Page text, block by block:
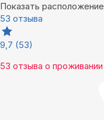
Показать
53 отзыва
9,7 (53)
53 отзыва о